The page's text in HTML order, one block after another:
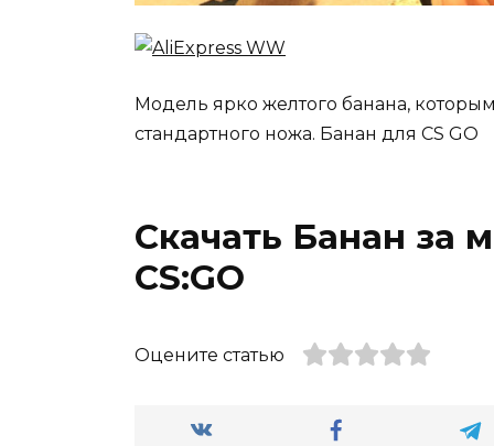
Модель ярко желтого банана,
стандартного ножа. Банан для CS GO
Скачать Банан за
CS:GO
Оцените статью